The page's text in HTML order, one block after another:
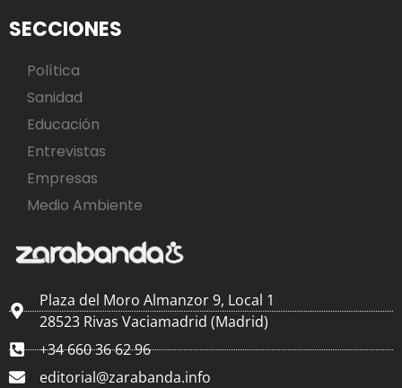
SECCIONES
Política
Sanidad
Educación
Entrevistas
Empresas
Medio Ambiente
Plaza del Moro Almanzor 9, Local 1
28523 Rivas Vaciamadrid (Madrid)
+34 660 36 62 96
editorial@zarabanda.info